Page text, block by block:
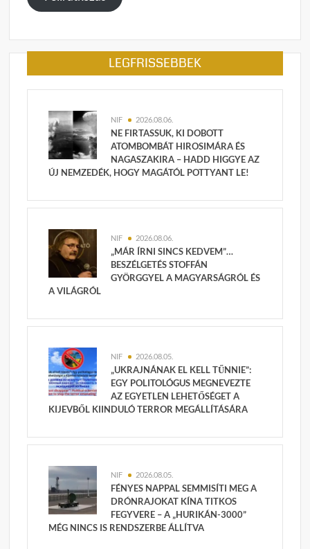
LEGFRISSEBBEK
NIF 2026.08.06.
NE FIRTASSUK, KI DOBOTT
ATOMBOMBÁT HIROSIMÁRA ÉS
NAGASZAKIRA – HADD HIGGYE AZ
ÚJ NEMZEDÉK, HOGY MAGÁTÓL POTTYANT LE!
NIF 2026.08.06.
„MÁR ÍRNI SINCS KEDVEM”…
BESZÉLGETÉS STOFFÁN
GYÖRGGYEL A MAGYARSÁGRÓL ÉS
A VILÁGRÓL
NIF 2026.08.05.
„UKRAJNÁNAK EL KELL TŰNNIE”:
EGY POLITOLÓGUS MEGNEVEZTE
AZ EGYETLEN LEHETŐSÉGET A
KIJEVBŐL KIINDULÓ TERROR MEGÁLLÍTÁSÁRA
NIF 2026.08.05.
FÉNYES NAPPAL SEMMISÍTI MEG A
DRÓNRAJOKAT KÍNA TITKOS
FEGYVERE – A „HURIKÁN-3000”
MÉG NINCS IS RENDSZERBE ÁLLÍTVA